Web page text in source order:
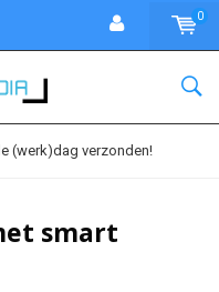
0
(werk)dag verzonden!
smart